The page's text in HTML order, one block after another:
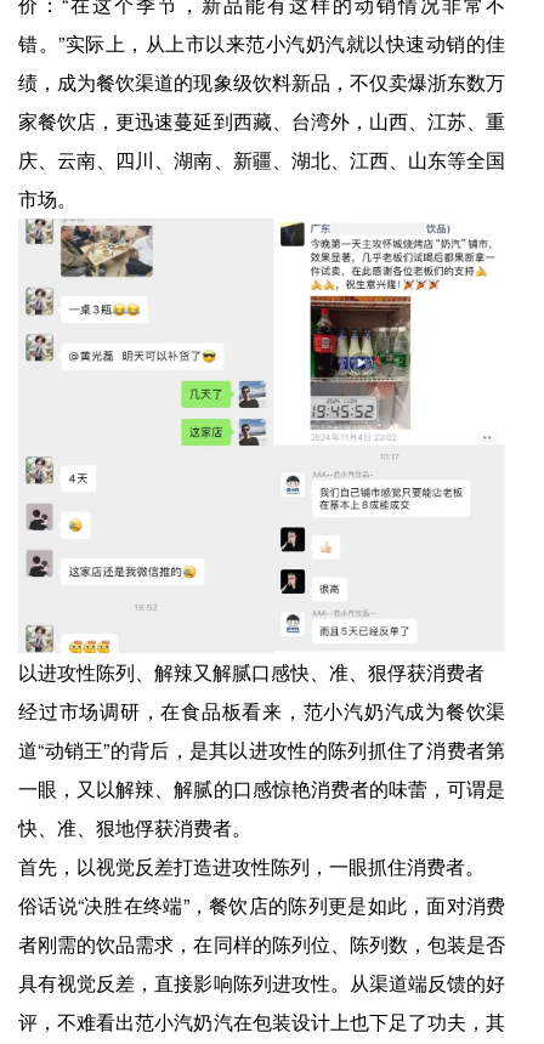
错。”实际上，从上市以来范小汽奶汽就以快速动销的佳
绩，成为餐饮渠道的现象级饮料新品，不仅卖爆浙东数万
家餐饮店，更迅速蔓延到西藏、台湾外，山西、江苏、重
庆、云南、四川、湖南、新疆、湖北、江西、山东等全国
市场。
以进攻性陈列、解辣又解腻口感快、准、狠俘获消费者
经过市场调研，在食品板看来，范小汽奶汽成为餐饮渠
道“动销王”的背后，是其以进攻性的陈列抓住了消费者第
一眼，又以解辣、解腻的口感惊艳消费者的味蕾，可谓是
快、准、狠地俘获消费者。
首先，以视觉反差打造进攻性陈列，一眼抓住消费者。
俗话说“决胜在终端”，餐饮店的陈列更是如此，面对消费
者刚需的饮品需求，在同样的陈列位、陈列数，包装是否
具有视觉反差，直接影响陈列进攻性。从渠道端反馈的好
评，不难看出范小汽奶汽在包装设计上也下足了功夫，其